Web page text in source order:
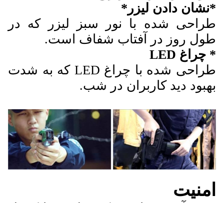
*نشان دادن ليزر*
طراحی شده با نور سبز لیزر که در
طول روز در آفتاب شفاف است.
* چراغ LED
طراحی شده با چراغ LED که به شدت
بهبود دید کاربران در شب.
امنیت